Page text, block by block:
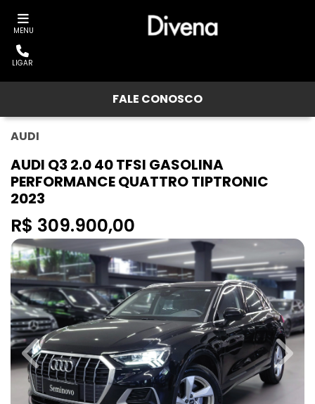
MENU
LIGAR
FALE CONOSCO
AUDI
AUDI Q3 2.0 40 TFSI GASOLINA
PERFORMANCE QUATTRO TIPTRONIC
2023
R$ 309.900,00
Previous Next